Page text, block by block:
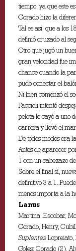
tiempo, ya que este
Corado hizo la
Tal es asi, que a los
definió cruzado al
Otro que jugó un
gran velocidad fue
chance cuando la
pudo conectar el
Ni bien comenzó el
Faccioli intentó
pelota le cayó a uno
carrera y llevó el
De todos modos era
Antes de aparecer
1 con un cabezazo
Sobre el final sí,
definitivo 3 a 1.
menos importa a la
Lanus
Martina, Escobar,
Corado, Henry,
Suplentes
Goles: Corado (2),